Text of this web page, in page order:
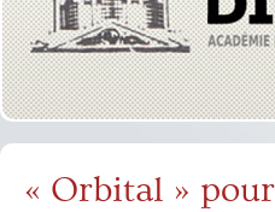
« Orbital »